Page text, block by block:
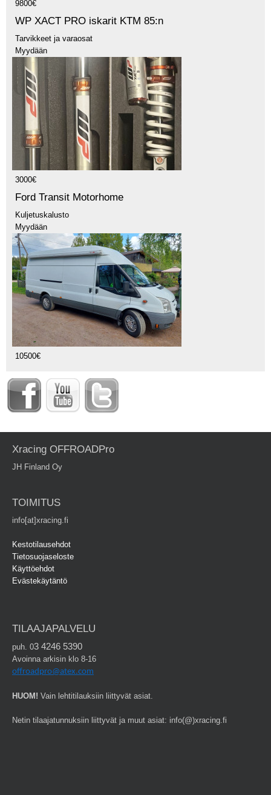
9800€
WP XACT PRO iskarit KTM 85:n
Tarvikkeet ja varaosat
Myydään
3000€
Ford Transit Motorhome
Kuljetuskalusto
Myydään
10500€
Xracing OFFROADPro
JH Finland Oy
TOIMITUS
info[at]xracing.fi
Kestotilausehdot
Tietosuojaseloste
Käyttöehdot
Evästekäytäntö
TILAAJAPALVELU
puh. 03 4246 5390
Avoinna arkisin klo 8-16
offroadpro@atex.com
HUOM! Vain lehtitilauksiin liittyvät asiat.
Netin tilaajatunnuksiin liittyvät ja muut asiat: info(@)xracing.fi